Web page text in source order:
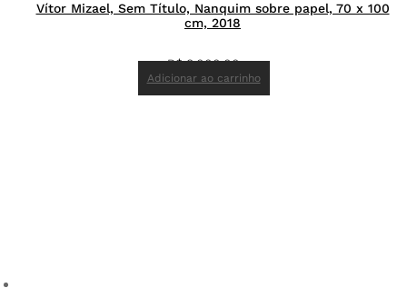
Vítor Mizael, Sem Título, Nanquim sobre papel, 70 x 100
cm, 2018
R$8.000,00
Adicionar ao carrinho